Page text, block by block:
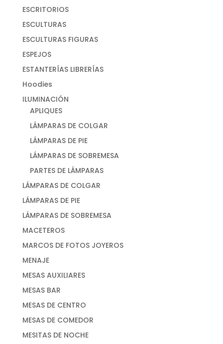
ESCRITORIOS
ESCULTURAS
ESCULTURAS FIGURAS
ESPEJOS
ESTANTERÍAS LIBRERÍAS
Hoodies
ILUMINACIÓN
APLIQUES
LÁMPARAS DE COLGAR
LÁMPARAS DE PIE
LÁMPARAS DE SOBREMESA
PARTES DE LÁMPARAS
LÁMPARAS DE COLGAR
LÁMPARAS DE PIE
LÁMPARAS DE SOBREMESA
MACETEROS
MARCOS DE FOTOS JOYEROS
MENAJE
MESAS AUXILIARES
MESAS BAR
MESAS DE CENTRO
MESAS DE COMEDOR
MESITAS DE NOCHE